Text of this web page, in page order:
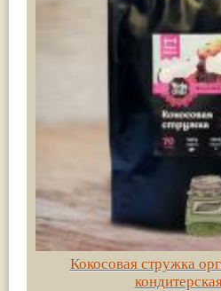
Кокосовая стружка